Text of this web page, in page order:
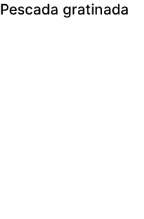
Pescada gratinada